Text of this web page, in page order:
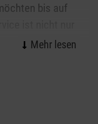
bis auf
zuletzt für die
an einzelnen